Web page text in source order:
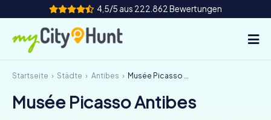
4,5/5 aus 222.862 Bewertungen
So funktioniert's
Städte
Startseite Städte Antibes Musée Picasso Antibes
Musée Picasso Antibes